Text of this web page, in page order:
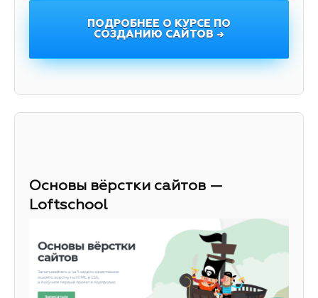
ПОДРОБНЕЕ О КУРСЕ ПО
СОЗДАНИЮ САЙТОВ →
Основы вёрстки сайтов —
Loftschool